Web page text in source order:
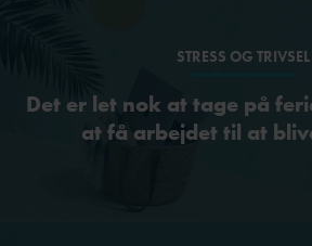
STRESS OG TRIVSEL
Det er let nok at tage på
at få arbejdet til at